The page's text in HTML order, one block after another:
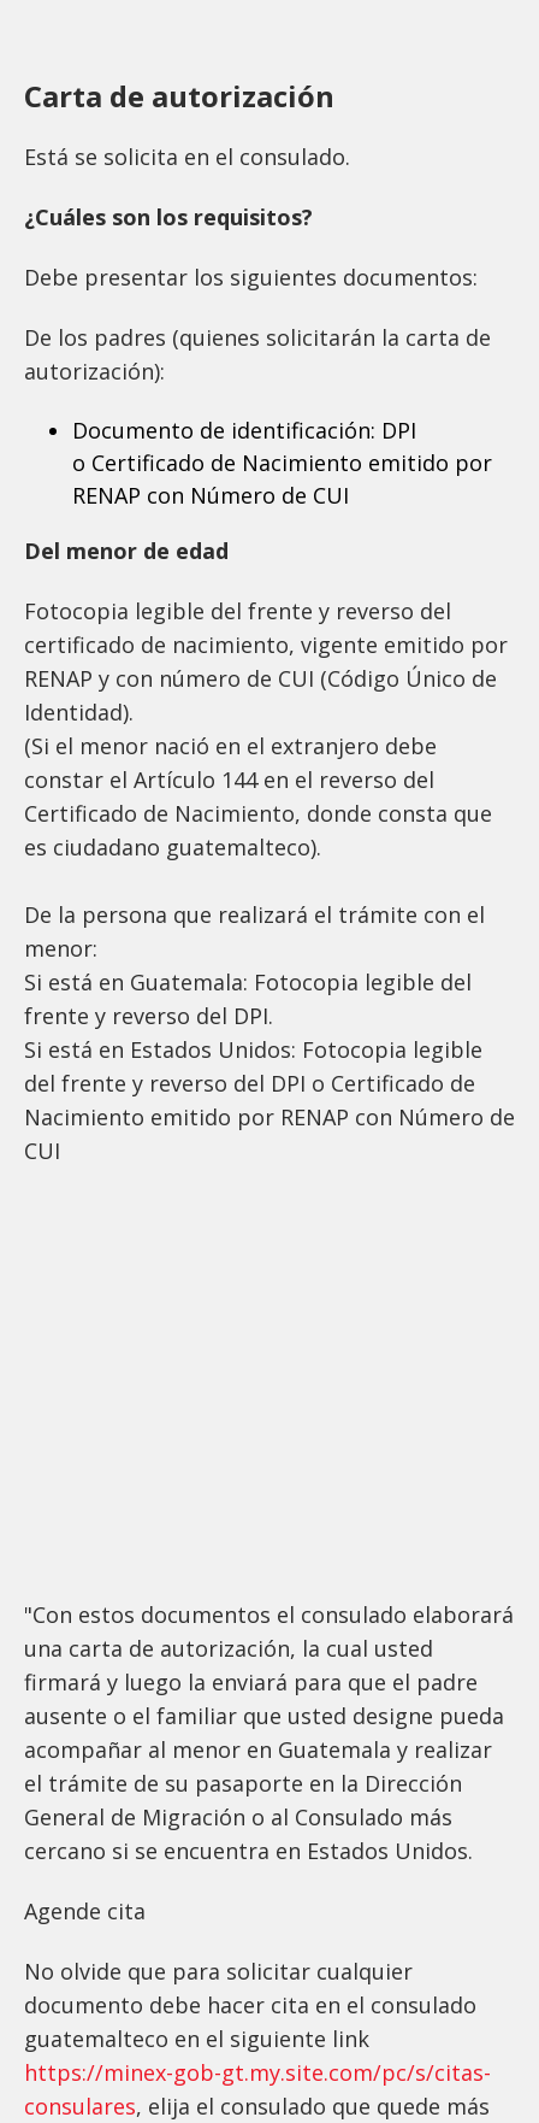
Carta de autorización
Está se solicita en el consulado.
¿Cuáles son los requisitos?
Debe presentar los siguientes documentos:
De los padres (quienes solicitarán la carta de
autorización):
Documento de identificación: DPI
o Certificado de Nacimiento emitido por
RENAP con Número de CUI
Del menor de edad
Fotocopia legible del frente y reverso del
certificado de nacimiento, vigente emitido por
RENAP y con número de CUI (Código Único de
Identidad).
(Si el menor nació en el extranjero debe
constar el Artículo 144 en el reverso del
Certificado de Nacimiento, donde consta que
es ciudadano guatemalteco).
De la persona que realizará el trámite con el
menor:
Si está en Guatemala: Fotocopia legible del
frente y reverso del DPI.
Si está en Estados Unidos: Fotocopia legible
del frente y reverso del DPI o Certificado de
Nacimiento emitido por RENAP con Número de
CUI
"Con estos documentos el consulado elaborará
una carta de autorización, la cual usted
firmará y luego la enviará para que el padre
ausente o el familiar que usted designe pueda
acompañar al menor en Guatemala y realizar
el trámite de su pasaporte en la Dirección
General de Migración o al Consulado más
cercano si se encuentra en Estados Unidos.
Agende cita
No olvide que para solicitar cualquier
documento debe hacer cita en el consulado
guatemalteco en el siguiente link
https://minex-gob-gt.my.site.com/pc/s/citas-
consulares, elija el consulado que quede más